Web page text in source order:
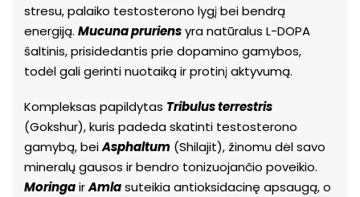
stresu, palaiko testosterono lygį bei bendrą
energiją. Mucuna pruriensyra natūralus L-DOPA
šaltinis, prisidedantis prie dopamino gamybos,
todėl gali gerinti nuotaiką ir protinį aktyvumą.
Kompleksas papildytas Tribulus terrestris
(Gokshur), kuris padeda skatinti testosterono
gamybą, beiAsphaltum (Shilajit), žinomu dėl savo
mineralų gausos ir bendro tonizuojančio poveikio.
MoringairAmlasuteikia antioksidacinę apsaugą, o